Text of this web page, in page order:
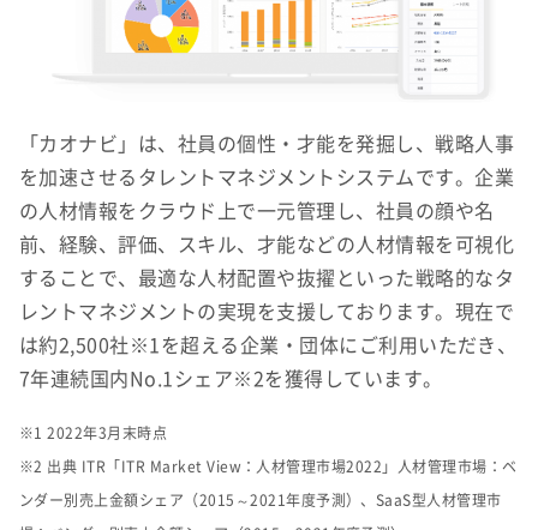
「カオナビ」は、社員の個性・才能を発掘し、戦略人事
を加速させるタレントマネジメントシステムです。企業
の人材情報をクラウド上で一元管理し、社員の顔や名
前、経験、評価、スキル、才能などの人材情報を可視化
することで、最適な人材配置や抜擢といった戦略的なタ
レントマネジメントの実現を支援しております。現在で
は約2,500社※1を超える企業・団体にご利用いただき、
7年連続国内No.1シェア※2を獲得しています。
※1 2022年3月末時点
※2 出典 ITR「ITR Market View：人材管理市場2022」人材管理市場：ベ
ンダー別売上金額シェア（2015～2021年度予測）、SaaS型人材管理市